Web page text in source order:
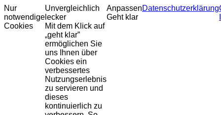
Nur
notwendige
Cookies
Unvergleichlich
lecker
Mit dem Klick auf
„geht klar”
ermöglichen Sie
uns Ihnen über
Cookies ein
verbessertes
Nutzungserlebnis
zu servieren und
dieses
kontinuierlich zu
Anpassen
Geht klar
Datenschutzerklärung